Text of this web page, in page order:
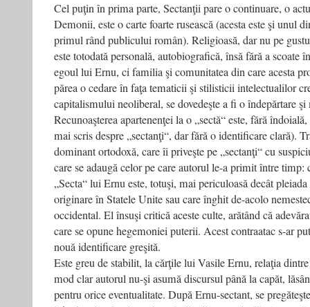
Cel puţin în prima parte, Sectanţii pare o continuare, o
Demonii, este o carte foarte rusească (acesta este şi unul
primul rând publicului român). Religioasă, dar nu pe
este totodată personală, autobiografică, însă fără a scoate
egoul lui Ernu, ci familia şi comunitatea din care acesta
părea o cedare în faţa tematicii şi stilisticii intelectualilor
capitalismului neoliberal, se dovedeşte a fi o îndepărtare şi
Recunoaşterea apartenenţei la o „sectă“ este, fără
mai scris despre „sectanţi“, dar fără o identificare clară).
dominant ortodoxă, care îi priveşte pe „sectanţi“ cu
care se adaugă celor pe care autorul le-a primit între timp:
„Secta“ lui Ernu este, totuşi, mai periculoasă decât
originare în Statele Unite sau care înghit de-acolo
occidental. El însuşi critică aceste culte, arătând că
care se opune hegemoniei puterii. Acest contraatac s-ar
nouă identificare greşită.
Este greu de stabilit, la cărţile lui Vasile Ernu, relaţia
mod clar autorul nu-şi asumă discursul până la capăt,
pentru orice eventualitate. După Ernu-sectant, se